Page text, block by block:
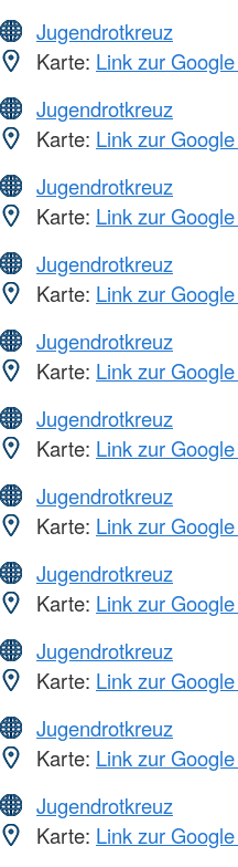
Jugendrotkreuz
Karte: Link zur
Jugendrotkreuz
Karte: Link zur
Jugendrotkreuz
Karte: Link zur
Jugendrotkreuz
Karte: Link zur
Jugendrotkreuz
Karte: Link zur
Jugendrotkreuz
Karte: Link zur
Jugendrotkreuz
Karte: Link zur
Jugendrotkreuz
Karte: Link zur
Jugendrotkreuz
Karte: Link zur
Jugendrotkreuz
Karte: Link zur
Jugendrotkreuz
Karte: Link zur